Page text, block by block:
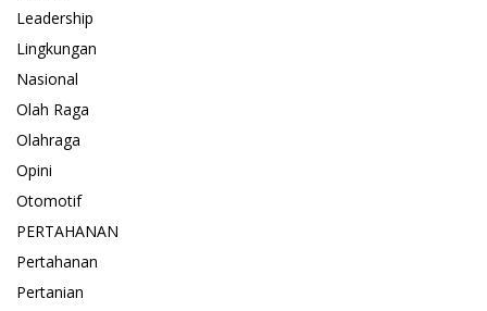
Leadership
Lingkungan
Nasional
Olah Raga
Olahraga
Opini
Otomotif
PERTAHANAN
Pertahanan
Pertanian